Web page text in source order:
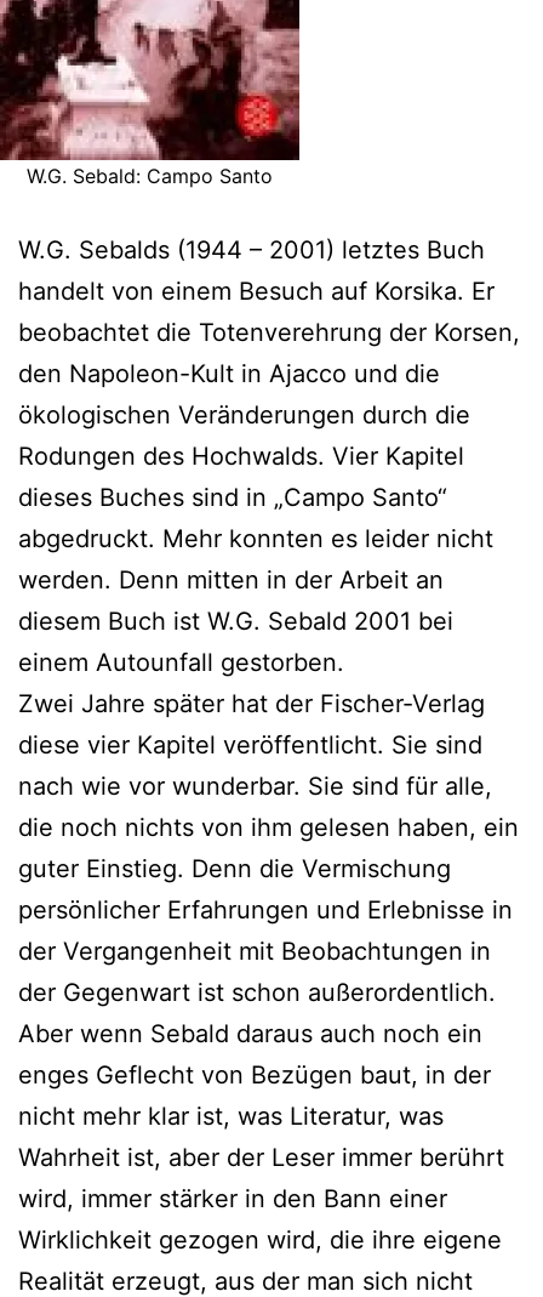
W.G. Sebald: Campo Santo
W.G. Sebalds (1944 – 2001) letztes Buch
handelt von einem Besuch auf Korsika. Er
beobachtet die Totenverehrung der Korsen,
den Napoleon-Kult in Ajacco und die
ökologischen Veränderungen durch die
Rodungen des Hochwalds. Vier Kapitel
dieses Buches sind in „Campo Santo“
abgedruckt. Mehr konnten es leider nicht
werden. Denn mitten in der Arbeit an
diesem Buch ist W.G. Sebald 2001 bei
einem Autounfall gestorben.
Zwei Jahre später hat der Fischer-Verlag
diese vier Kapitel veröffentlicht. Sie sind
nach wie vor wunderbar. Sie sind für alle,
die noch nichts von ihm gelesen haben, ein
guter Einstieg. Denn die Vermischung
persönlicher Erfahrungen und Erlebnisse in
der Vergangenheit mit Beobachtungen in
der Gegenwart ist schon außerordentlich.
Aber wenn Sebald daraus auch noch ein
enges Geflecht von Bezügen baut, in der
nicht mehr klar ist, was Literatur, was
Wahrheit ist, aber der Leser immer berührt
wird, immer stärker in den Bann einer
Wirklichkeit gezogen wird, die ihre eigene
Realität erzeugt, aus der man sich nicht